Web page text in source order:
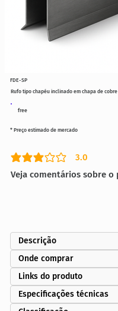
free
Rufo tipo chapéu inclinado em chapa de cobre
3.0
classificação média é 3 de 5
Veja comentários sobre o
* Preço estimado de mercado
FDE-SP
Descrição
Onde comprar
Links do produto
Especificações técnicas